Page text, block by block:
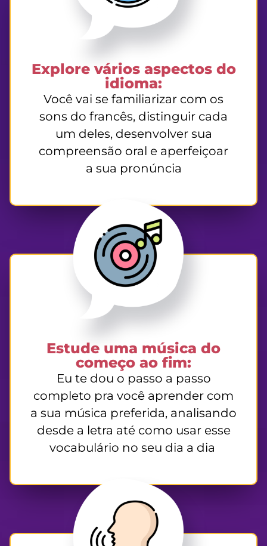
Explore vários aspectos do
idioma:
Você vai se familiarizar com os
sons do francês, distinguir cada
um deles, desenvolver sua
compreensão oral e aperfeiçoar
a sua pronúncia
Estude uma música do
começo ao fim:
Eu te dou o passo a passo
completo pra você aprender com
a sua música preferida, analisando
desde a letra até como usar esse
vocabulário no seu dia a dia